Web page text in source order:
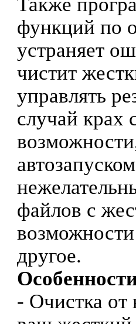
функций по
устраняет
чистит
управлять
случай крах
файлов с
другое.
- Очистка